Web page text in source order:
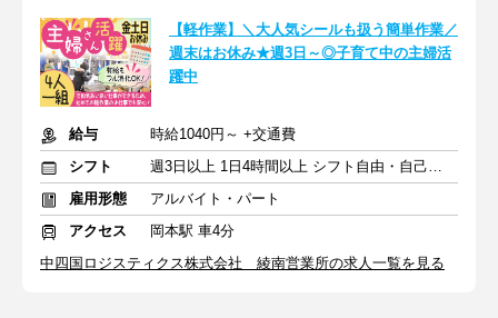
【軽作業】＼大人気シールも扱う簡単作業／
週末はお休み★週3日～◎子育て中の主婦活
躍中
給与
時給1040円～ +交通費
シフト
週3日以上 1日4時間以上 シフト自由・自己申告
雇用形態
アルバイト・パート
アクセス
岡本駅 車4分
中四国ロジスティクス株式会社 綾南営業所の求人一覧を見る